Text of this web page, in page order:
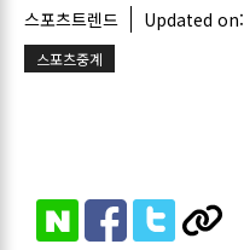
스포츠트렌드 Updated on:
스포츠중계